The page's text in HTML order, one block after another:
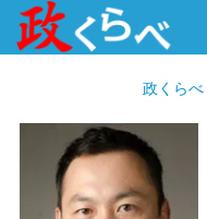
政くらべ